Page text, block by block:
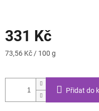
331 Kč
Měrná
73,56 Kč / 100 g
Přidat do